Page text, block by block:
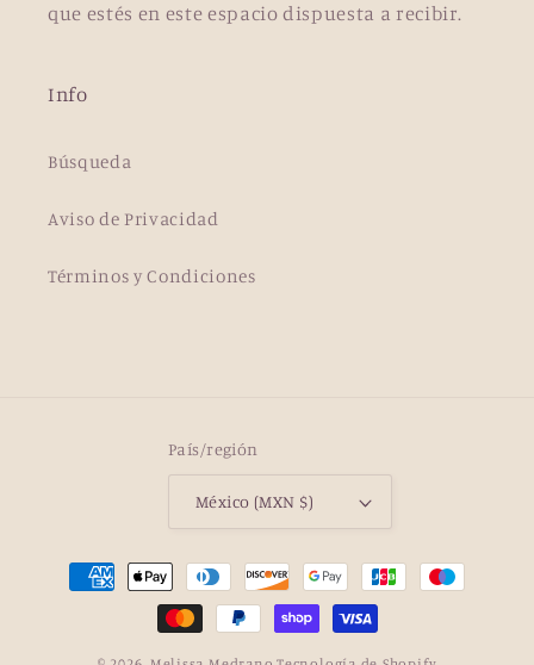
que estés en este espacio dispuesta a recibir.
Info
Búsqueda
Aviso de Privacidad
Términos y Condiciones
País/región
México (MXN $)
Formas